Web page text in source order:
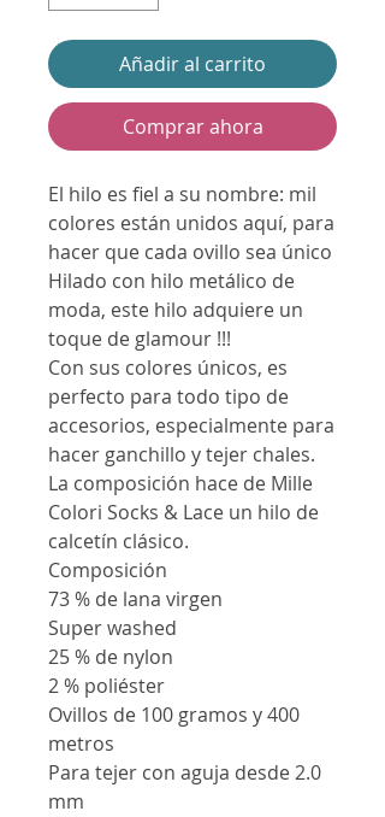
Añadir al carrito
Comprar ahora
El hilo es fiel a su nombre: mil
colores están unidos aquí, para
hacer que cada ovillo sea único
Hilado con hilo metálico de
moda, este hilo adquiere un
toque de glamour !!!
Con sus colores únicos, es
perfecto para todo tipo de
accesorios, especialmente para
hacer ganchillo y tejer chales.
La composición hace de Mille
Colori Socks & Lace un hilo de
calcetín clásico.
Composición
73 % de lana virgen
Super washed
25 % de nylon
2 % poliéster
Ovillos de 100 gramos y 400
metros
Para tejer con aguja desde 2.0
mm